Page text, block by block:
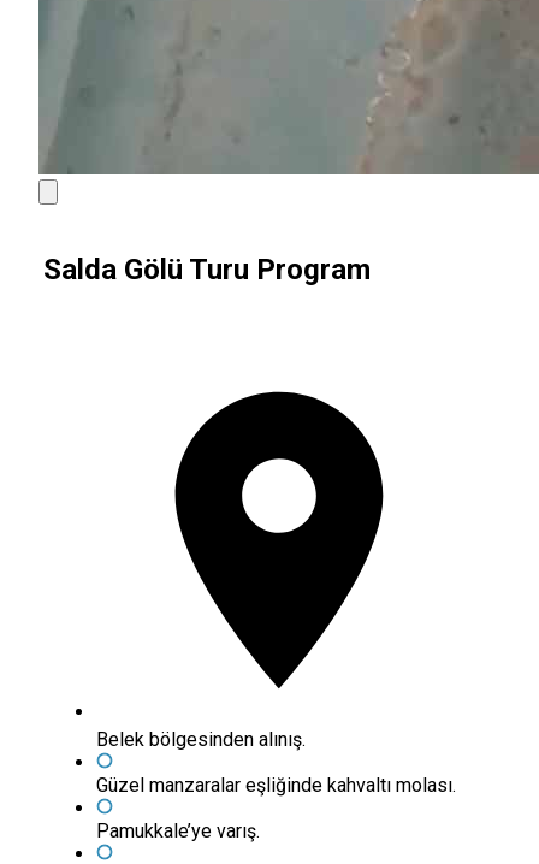
Salda Gölü Turu Program
Belek bölgesinden alınış.
Güzel manzaralar eşliğinde kahvaltı molası.
Pamukkale’ye varış.